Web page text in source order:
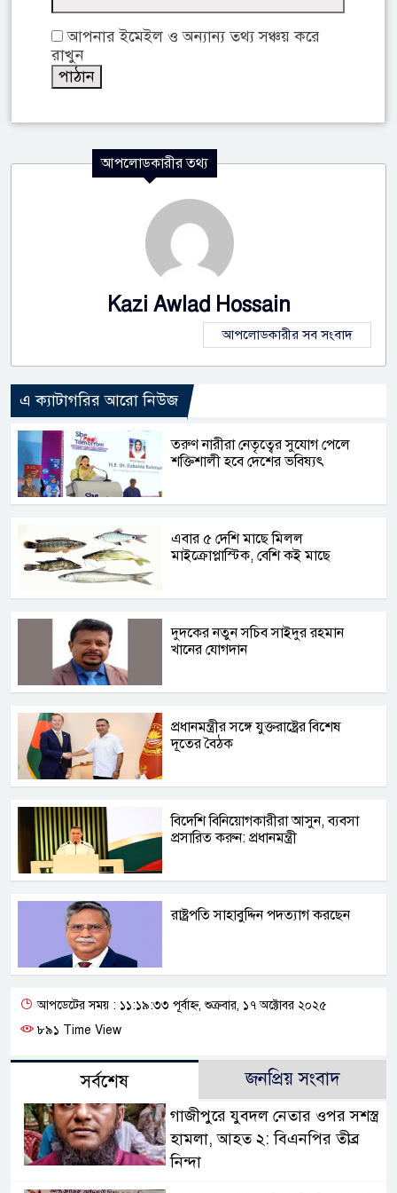
আপনার ইমেইল ও অন্যান্য তথ্য সঞ্চয় করে
রাখুন
আপলোডকারীর তথ্য
Kazi Awlad Hossain
আপলোডকারীর সব সংবাদ
এ ক্যাটাগরির আরো নিউজ
তরুণ নারীরা নেতৃত্বের সুযোগ পেলে
শক্তিশালী হবে দেশের ভবিষ্যৎ
এবার ৫ দেশি মাছে মিলল
মাইক্রোপ্লাস্টিক, বেশি কই মাছে
দুদকের নতুন সচিব সাইদুর রহমান
খানের যোগদান
প্রধানমন্ত্রীর সঙ্গে যুক্তরাষ্ট্রের বিশেষ
দূতের বৈঠক
বিদেশি বিনিয়োগকারীরা আসুন, ব্যবসা
প্রসারিত করুন: প্রধানমন্ত্রী
রাষ্ট্রপতি সাহাবুদ্দিন পদত্যাগ করছেন
আপডেটের সময় : ১১:১৯:৩৩ পূর্বাহ্ন, শুক্রবার, ১৭ অক্টোবর ২০২৫
৮৯১ Time View
সর্বশেষ জনপ্রিয় সংবাদ
গাজীপুরে যুবদল নেতার ওপর সশস্ত্র
হামলা, আহত ২: বিএনপির তীব্র
নিন্দা